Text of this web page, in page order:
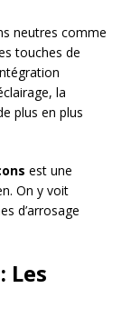
neutres comme
touches de
la
plus en plus
est une
On y voit
d’arrosage
Les